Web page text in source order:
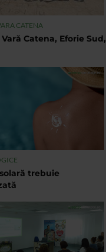
CATENA
Catena, Eforie Sud,
trebuie